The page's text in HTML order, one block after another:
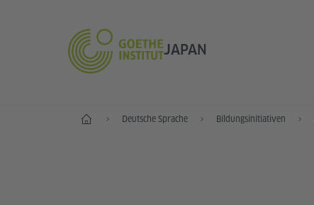
JAPAN
Start Deutsche Sprache Bildungsinitiativen